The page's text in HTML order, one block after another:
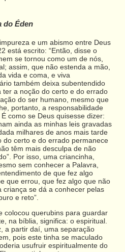
do Éden
e um abismo entre Deus
está escrito: “Então, disse o
se tornou como um de nós,
assim, que não estenda a mão,
vida e coma, e viva
também deixa subentendido
ter a noção do certo e do errado
do ser humano, mesmo que
portanto, a responsabilidade
como se Deus quisesse dizer:
ainda as minhas leis gravadas
milhares de anos mais tarde
do certo e do errado permanece
têm mais desculpa de não
Por isso, uma criancinha,
sem conhecer a Palavra,
de que fez algo
que errou, que fez algo que não
criança se dá a conhecer pelas
e reto”.
colocou querubins para guardar
na bíblia, significa: o espiritual.
a partir daí, uma separação
pois este tinha se maculado
usufruir espiritualmente do